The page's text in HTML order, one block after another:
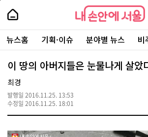
본
로
가
내
손
안
에
서
울
-
서
울
시
대
표
소
포
내
손
에
울
주
요
서
뉴스홈 기획·이슈 분야별 뉴스 비
이 땅의 아버지들은 눈물나게 살았
최경
발행일 2016.11.25. 13:53
수정일 2016.11.25. 18:01
페
상
단
로